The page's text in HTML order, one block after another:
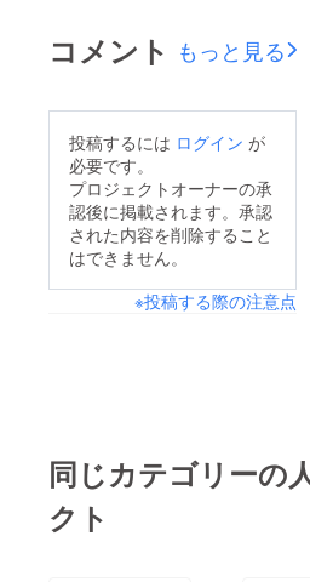
コメント もっと見る
投稿するには ログイン が
必要です。
プロジェクトオーナーの承
認後に掲載されます。承認
された内容を削除すること
はできません。
※投稿する際の注意点
同じカテゴリーの
クト